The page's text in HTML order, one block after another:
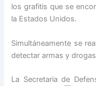
los grafitis que se
la Estados Unidos.
Simultáneamente se
detectar armas y
La Secretaria de